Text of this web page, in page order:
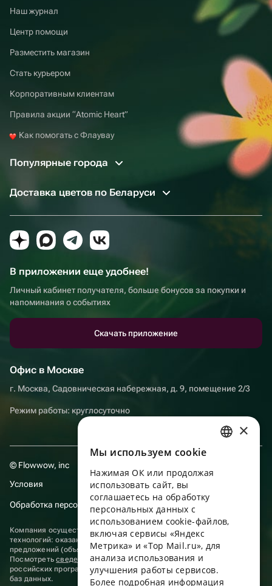
Наш журнал
Центр помощи
Разместить магазин
Стать курьером
Корпоративным клиентам
Правила акции “Atomic Heart”
Как помогать с Флаувау
Популярные города
Доставка цветов по Беларуси
В приложении еще удобнее!
Личный кабинет получателя, больше бонусов за покупки и
напоминания о событиях
Скачать приложение
Офис в Москве
г. Москва, Садовническая набережная, д. 9, помещение 2/3
Режим работы: круглосуточно
© Flowwow, inc
Условия
Обработка персональных данных
Компания осуществляет деятельность в области информационных
технологий: оказание услуг в сети “Интернет” по размещению
предложений (объявлений) продавцов о реализации товаров.
Посмотретьсведения о программах, включенных в реестр
российских программ для электронных вычислительных машин и
баз данных.
ENGLISH
UKRAINIAN
PORTUGUESE
×
Мы используем сookie
Нажимая ОК или продолжая
использовать сайт, вы
соглашаетесь на обработку
персональных данных с
использованием cookie-файлов,
включая сервисы «Яндекс
Метрика» и «Top Mail.ru», для
анализа использования и
улучшения работы сервисов.
Более подробная информация